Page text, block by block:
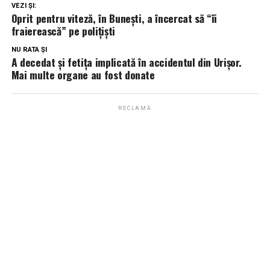
VEZI ȘI:
Oprit pentru viteză, în Bunești, a încercat să “îi
fraierească” pe polițiști
NU RATA ȘI
A decedat și fetița implicată în accidentul din Urișor.
Mai multe organe au fost donate
RECLAMĂ